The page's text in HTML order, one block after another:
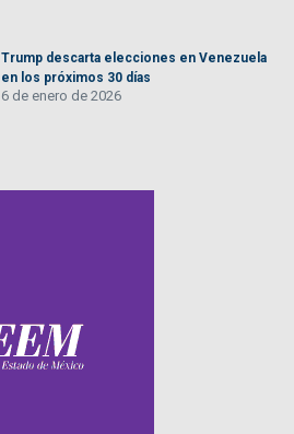
Trump descarta elecciones en Venezuela
en los próximos 30 días
6 de enero de 2026